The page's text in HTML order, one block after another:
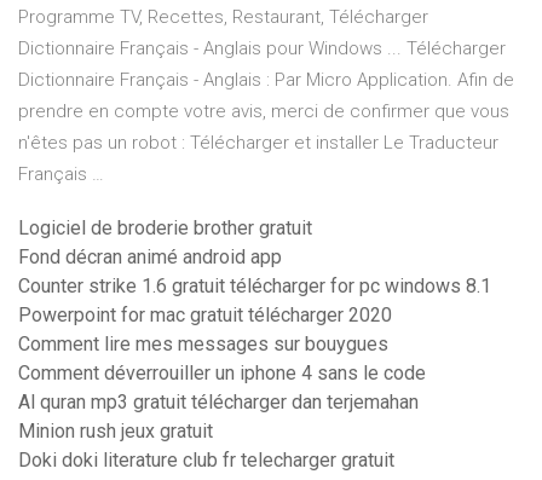
Programme TV, Recettes, Restaurant, Télécharger
Dictionnaire Français - Anglais pour Windows ... Télécharger
Dictionnaire Français - Anglais : Par Micro Application. Afin de
prendre en compte votre avis, merci de confirmer que vous
n'êtes pas un robot : Télécharger et installer Le Traducteur
Français …
Logiciel de broderie brother gratuit
Fond décran animé android app
Counter strike 1.6 gratuit télécharger for pc windows 8.1
Powerpoint for mac gratuit télécharger 2020
Comment lire mes messages sur bouygues
Comment déverrouiller un iphone 4 sans le code
Al quran mp3 gratuit télécharger dan terjemahan
Minion rush jeux gratuit
Doki doki literature club fr telecharger gratuit